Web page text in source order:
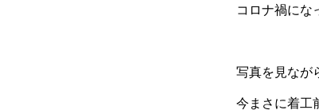
コロナ禍にな
写真を見なが
今まさに着工